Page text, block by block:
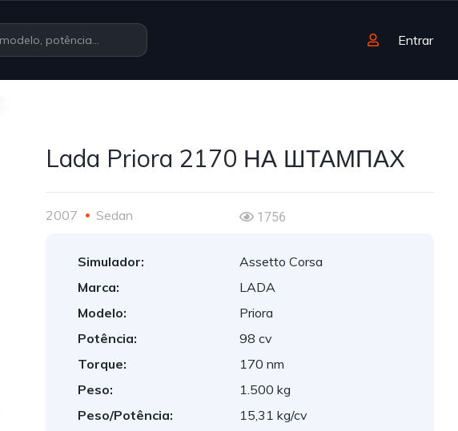
Entrar
Lada Priora 2170 НА ШТАМПАХ
2007 Sedan 1756
Simulador:
Assetto Corsa
Marca:
LADA
Modelo:
Priora
Potência:
98 cv
Torque:
170 nm
Peso:
1.500 kg
Peso/Potência:
15,31 kg/cv